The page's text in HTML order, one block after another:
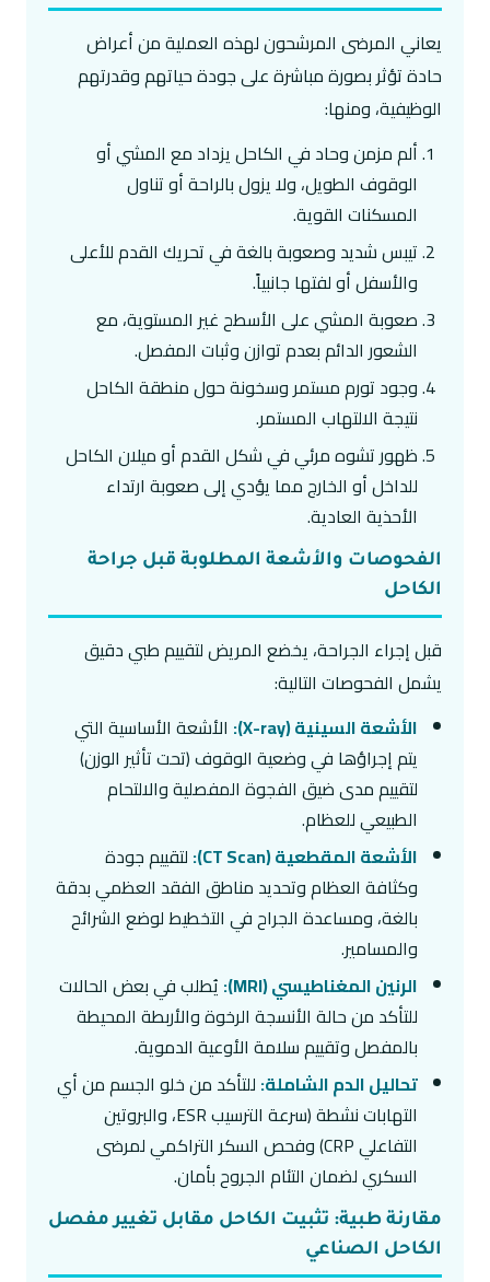
يعاني المرضى المرشحون لهذه العملية من أعراض
حادة تؤثر بصورة مباشرة على جودة حياتهم وقدرتهم
الوظيفية، ومنها:
ألم مزمن وحاد في الكاحل يزداد مع المشي أو
الوقوف الطويل، ولا يزول بالراحة أو تناول
المسكنات القوية.
تيبس شديد وصعوبة بالغة في تحريك القدم للأعلى
والأسفل أو لفتها جانبياً.
صعوبة المشي على الأسطح غير المستوية، مع
الشعور الدائم بعدم توازن وثبات المفصل.
وجود تورم مستمر وسخونة حول منطقة الكاحل
نتيجة الالتهاب المستمر.
ظهور تشوه مرئي في شكل القدم أو ميلان الكاحل
للداخل أو الخارج مما يؤدي إلى صعوبة ارتداء
الأحذية العادية.
الفحوصات والأشعة المطلوبة قبل جراحة
الكاحل
قبل إجراء الجراحة، يخضع المريض لتقييم طبي دقيق
يشمل الفحوصات التالية:
الأشعة السينية (X-ray):
الأشعة الأساسية التي
يتم إجراؤها في وضعية الوقوف (تحت تأثير الوزن)
لتقييم مدى ضيق الفجوة المفصلية والالتحام
الطبيعي للعظام.
الأشعة المقطعية (CT Scan):
لتقييم جودة
وكثافة العظام وتحديد مناطق الفقد العظمي بدقة
بالغة، ومساعدة الجراح في التخطيط لوضع الشرائح
والمسامير.
الرنين المغناطيسي (MRI):
يُطلب في بعض الحالات
للتأكد من حالة الأنسجة الرخوة والأربطة المحيطة
بالمفصل وتقييم سلامة الأوعية الدموية.
تحاليل الدم الشاملة: للتأكد من خلو الجسم من أي
التهابات نشطة (سرعة الترسيب ESR، والبروتين
التفاعلي CRP) وفحص السكر التراكمي لمرضى
السكري لضمان التئام الجروح بأمان.
مقارنة طبية: تثبيت الكاحل مقابل تغيير مفصل
الكاحل الصناعي